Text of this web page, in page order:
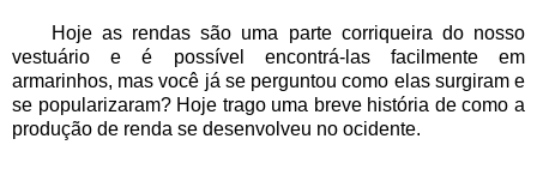
Hoje as rendas são uma parte corriqueira do nosso
vestuário e é possível encontrá-las facilmente em
armarinhos, mas você já se perguntou como elas surgiram e
se popularizaram? Hoje trago uma breve história de como a
produção de renda se desenvolveu no ocidente.